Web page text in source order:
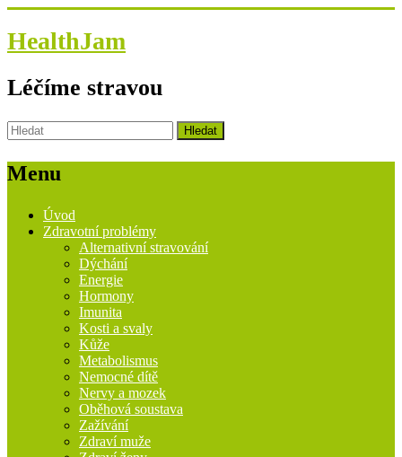
HealthJam
Léčíme stravou
Menu
Úvod
Zdravotní problémy
Alternativní stravování
Dýchání
Energie
Hormony
Imunita
Kosti a svaly
Kůže
Metabolismus
Nemocné dítě
Nervy a mozek
Oběhová soustava
Zažívání
Zdraví muže